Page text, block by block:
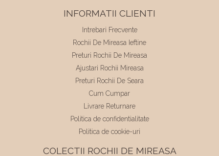
INFORMATII CLIENTI
Intrebari Frecvente
Rochii De Mireasa Ieftine
Preturi Rochii De Mireasa
Ajustari Rochii Mireasa
Preturi Rochii De Seara
Cum Cumpar
Livrare Returnare
Politica de confidentialitate
Politica de cookie-uri
COLECTII ROCHII DE MIREASA